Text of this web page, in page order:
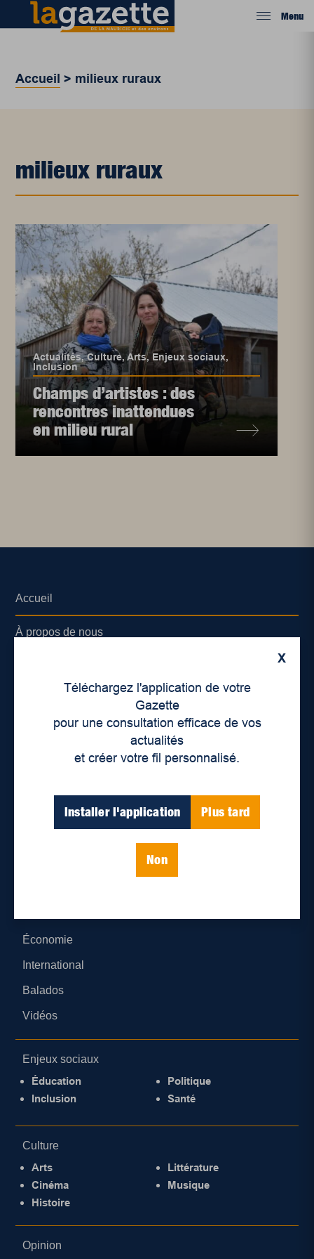
Menu
Accueil > milieux ruraux
milieux ruraux
Actualités,Culture,Arts, Enjeux sociaux,
Inclusion
Champs d’artistes : des
rencontres inattendues
en milieu rural
X
Téléchargez l'application de votre
Gazette
pour une consultation efficace de vos
actualités
et créer votre fil personnalisé.
Installer l'application Plus tard
Non
Accueil
À propos de nous
Lieux de distribution
Économie
International
Balados
Vidéos
Enjeux sociaux
Éducation
Inclusion
Politique
Santé
Culture
Arts
Cinéma
Histoire
Littérature
Musique
Opinion